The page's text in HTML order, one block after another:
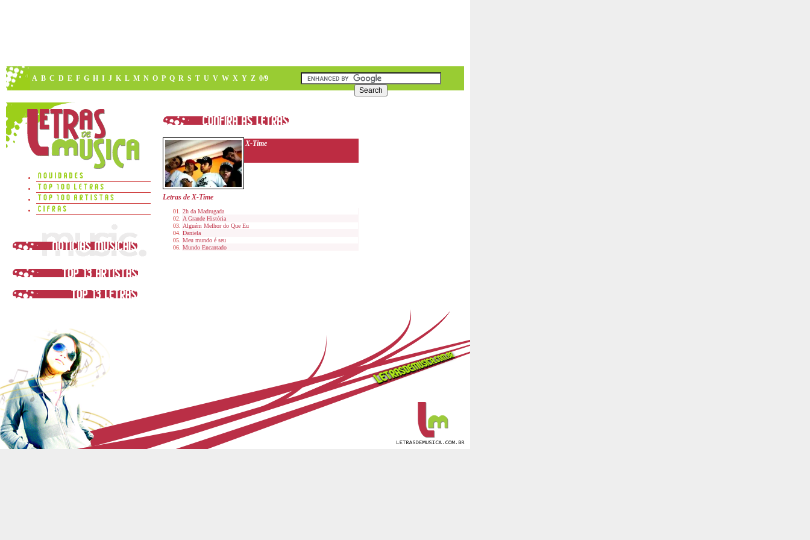
A B C D E F G H I J K L M N O P Q R S T U V W X Y Z 0/9
X-Time
Letras de X-Time
2h da Madrugada
A Grande História
Alguém Melhor do Que Eu
Daniela
Meu mundo é seu
Mundo Encantado